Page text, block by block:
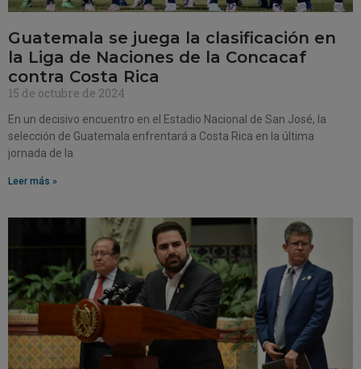
Guatemala se juega la clasificación en
la Liga de Naciones de la Concacaf
contra Costa Rica
15 de octubre de 2024
En un decisivo encuentro en el Estadio Nacional de San José, la
selección de Guatemala enfrentará a Costa Rica en la última
jornada de la
Leer más »